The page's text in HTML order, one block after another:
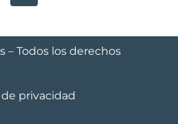
– Todos los derechos
privacidad